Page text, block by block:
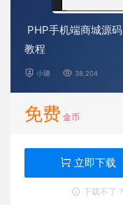
PHP手机端商城源
教程
小璐 38,204
免费 金币
立即下载
下载不了